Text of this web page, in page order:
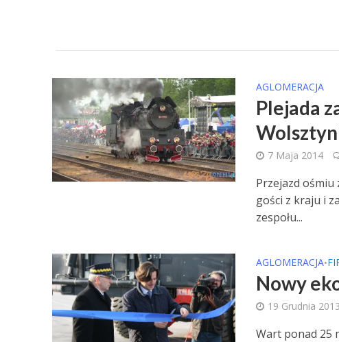
AGLOMERACJA
Plejada
7 Maja 2014
Przejazd ośmiu
gości z kraju i
zespołu...
AGLOMERACJA•
Nowy
19 Grudnia 2013
Wart ponad 25